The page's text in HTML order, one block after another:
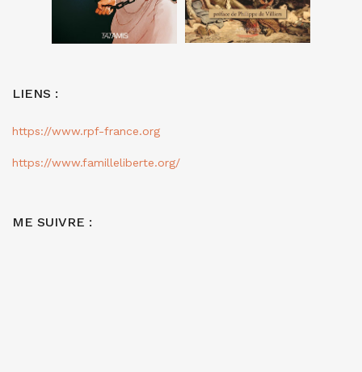
LIENS :
https://www.rpf-france.org
https://www.familleliberte.org/
ME SUIVRE :